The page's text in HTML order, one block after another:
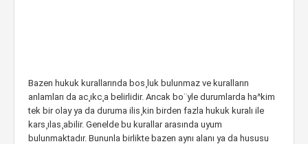
Bazen hukuk kurallarında bos¸luk bulunmaz ve kuralların
anlamları da ac¸ıkc¸a belirlidir. Ancak bo¨yle durumlarda ha^kim
tek bir olay ya da duruma ilis¸kin birden fazla hukuk kuralı ile
kars¸ılas¸abilir. Genelde bu kurallar arasında uyum
bulunmaktadır. Bununla birlikte bazen aynı alanı ya da hususu